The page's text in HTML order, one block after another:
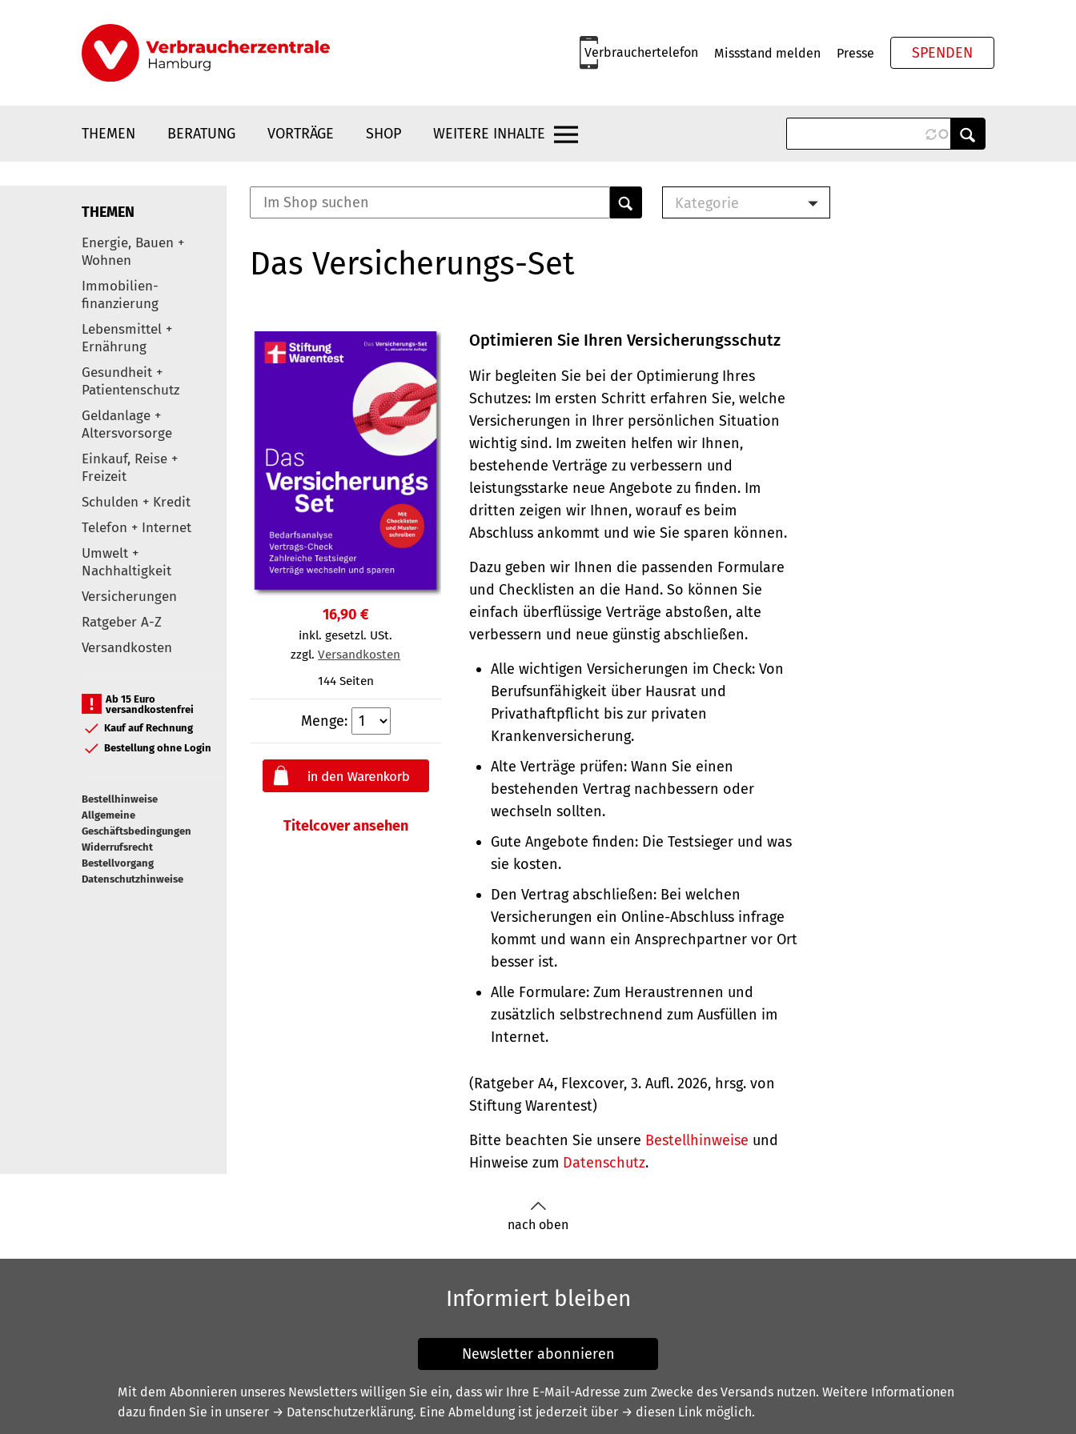
Verbrauchertelefon Missstand melden Presse SPENDEN
THEMEN BERATUNG VORTRÄGE SHOP WEITERE INHALTE
Elemente
THEMEN
Energie, Bauen +
Wohnen
Immobilien-
finanzierung
Lebensmittel +
Ernährung
Gesundheit +
Patientenschutz
Geldanlage +
Altersvorsorge
Einkauf, Reise +
Freizeit
Schulden + Kredit
Telefon + Internet
Umwelt +
Nachhaltigkeit
Versicherungen
Ratgeber A-Z
Versandkosten
Ab 15 Euro
versandkostenfrei
Kauf auf Rechnung
Bestellung ohne Login
Bestellhinweise
Allgemeine
Geschäftsbedingungen
Widerrufsrecht
Bestellvorgang
Datenschutzhinweise
Kategorie
Buch
Das Versicherungs-Set
16,90 €
inkl. gesetzl. USt.
zzgl.Versandkosten
144 Seiten
Menge:
Titelcover ansehen
Optimieren Sie Ihren Versicherungsschutz
Wir begleiten Sie bei der Optimierung Ihres
Schutzes: Im ersten Schritt erfahren Sie, welche
Versicherungen in Ihrer persönlichen Situation
wichtig sind. Im zweiten helfen wir Ihnen,
bestehende Verträge zu verbessern und
leistungsstarke neue Angebote zu finden. Im
dritten zeigen wir Ihnen, worauf es beim
Abschluss ankommt und wie Sie sparen können.
Dazu geben wir Ihnen die passenden Formulare
und Checklisten an die Hand. So können Sie
einfach überflüssige Verträge abstoßen, alte
verbessern und neue günstig abschließen.
Alle wichtigen Versicherungen im Check: Von
Berufsunfähigkeit über Hausrat und
Privathaftpflicht bis zur privaten
Krankenversicherung.
Alte Verträge prüfen: Wann Sie einen
bestehenden Vertrag nachbessern oder
wechseln sollten.
Gute Angebote finden: Die Testsieger und was
sie kosten.
Den Vertrag abschließen: Bei welchen
Versicherungen ein Online-Abschluss infrage
kommt und wann ein Ansprechpartner vor Ort
besser ist.
Alle Formulare: Zum Heraustrennen und
zusätzlich selbstrechnend zum Ausfüllen im
Internet.
(Ratgeber A4, Flexcover, 3. Aufl. 2026, hrsg. von
Stiftung Warentest)
Bitte beachten Sie unsere Bestellhinweise und
Hinweise zum Datenschutz.
nach oben
Informiert bleiben
Newsletter abonnieren
Mit dem Abonnieren unseres Newsletters willigen Sie ein, dass wir Ihre E-Mail-Adresse zum Zwecke des Versands nutzen. Weitere Informationen
dazu finden Sie in unserer → Datenschutzerklärung. Eine Abmeldung ist jederzeit über → diesen Link möglich.